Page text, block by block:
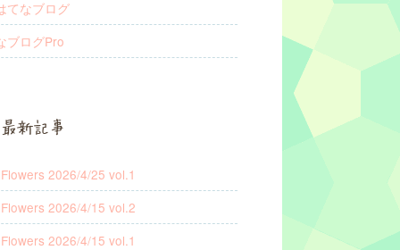
てなブログ
ブログPro
最新記事
2026/4/25 vol.1
2026/4/15 vol.2
2026/4/15 vol.1